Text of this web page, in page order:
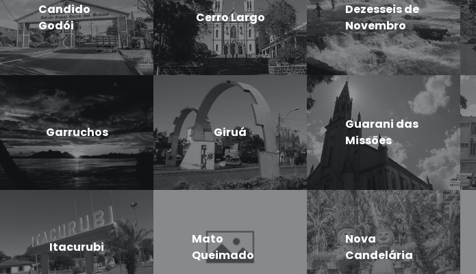
Candido
Godói
Cerro Largo
Dezesseis de
Novembro
Garruchos Giruá
Guarani das
Missões
Itacurubi
Mato
Queimado
Nova
Candelária